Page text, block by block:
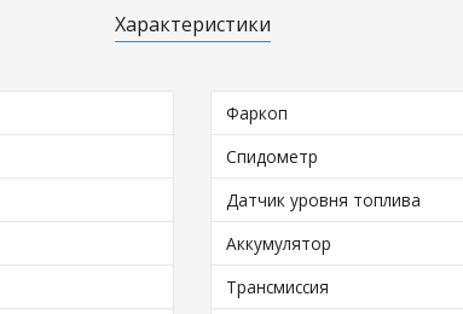
Характеристики
Фаркоп
Спидометр
Датчик уровня топлива
Аккумулятор
Трансмиссия